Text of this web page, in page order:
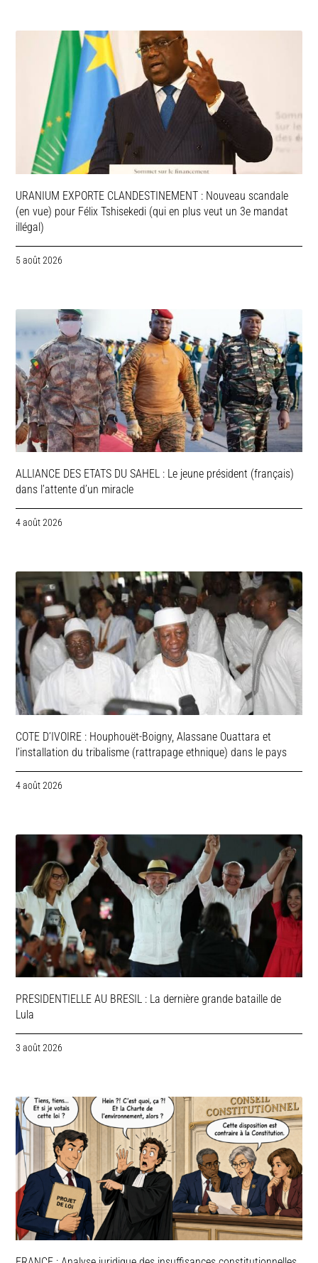
URANIUM EXPORTE CLANDESTINEMENT : Nouveau scandale
(en vue) pour Félix Tshisekedi (qui en plus veut un 3e mandat
illégal)
5 août 2026
ALLIANCE DES ETATS DU SAHEL : Le jeune président (français)
dans l’attente d’un miracle
4 août 2026
COTE D’IVOIRE : Houphouët-Boigny, Alassane Ouattara et
l’installation du tribalisme (rattrapage ethnique) dans le pays
4 août 2026
PRESIDENTIELLE AU BRESIL : La dernière grande bataille de
Lula
3 août 2026